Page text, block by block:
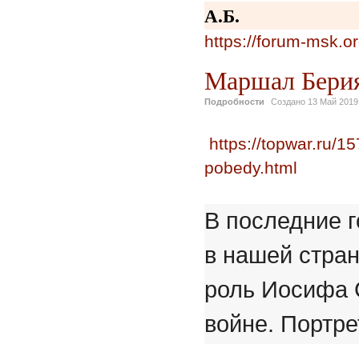
А.Б.
https://forum-
Маршал
Подробности Создано 13 Май 2019
https://topwar.ru/
pobedy.html
В последние
в нашей
роль Иосифа
войне.